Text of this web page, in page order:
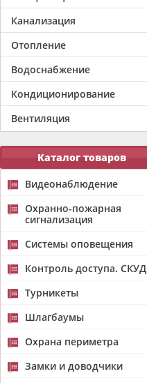
Канализация
Отопление
Водоснабжение
Кондиционирование
Вентиляция
Каталог товаров
Видеонаблюдение
Охранно-пожарная
сигнализация
Системы оповещения
Контроль доступа. СКУД
Турникеты
Шлагбаумы
Охрана периметра
Замки и доводчики